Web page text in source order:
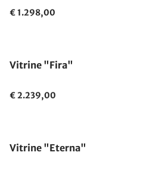
€ 1.298,00
Vitrine "Fira"
€ 2.239,00
Vitrine "Eterna"